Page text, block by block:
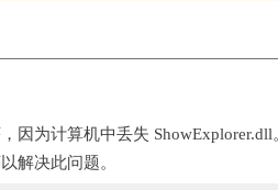
因为计算机中丢失 ShowExplorer.dll
解决此问题。